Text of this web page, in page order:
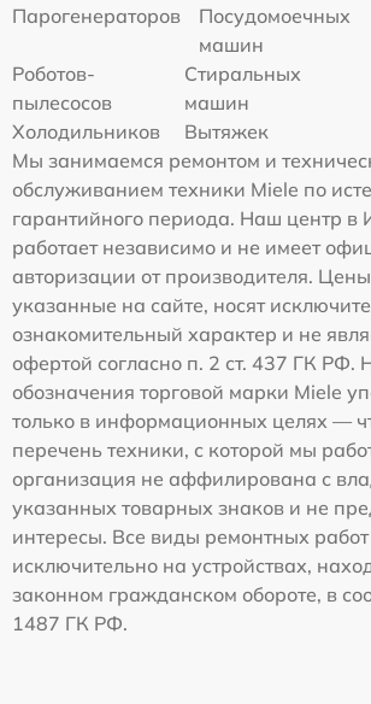
Парогенераторов
Посудомоечных
машин
Роботов-
пылесосов
Стиральных
машин
Холодильников
Вытяжек
Мы занимаемся ремонтом и
обслуживанием техники Miele по
гарантийного периода. Наш центр в
работает независимо и не имеет
авторизации от производителя.
указанные на сайте, носят
ознакомительный характер и не
офертой согласно п. 2 ст. 437 ГК РФ.
обозначения торговой марки Miele
только в информационных целях —
перечень техники, с которой мы
организация не аффилирована с
указанных товарных знаков и не
интересы. Все виды ремонтных
исключительно на устройствах,
законном гражданском обороте, в
1487 ГК РФ.